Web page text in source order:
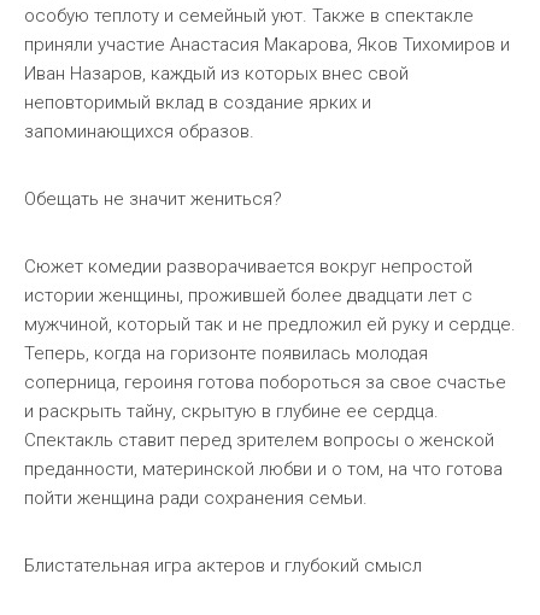
особую теплоту и семейный уют. Также в спектакле
приняли участие Анастасия Макарова, Яков Тихомиров и
Иван Назаров, каждый из которых внес свой
неповторимый вклад в создание ярких и
запоминающихся образов.
Обещать не значит жениться?
Сюжет комедии разворачивается вокруг непростой
истории женщины, прожившей более двадцати лет с
мужчиной, который так и не предложил ей руку и сердце.
Теперь, когда на горизонте появилась молодая
соперница, героиня готова побороться за свое счастье
и раскрыть тайну, скрытую в глубине ее сердца.
Спектакль ставит перед зрителем вопросы о женской
преданности, материнской любви и о том, на что готова
пойти женщина ради сохранения семьи.
Блистательная игра актеров и глубокий смысл